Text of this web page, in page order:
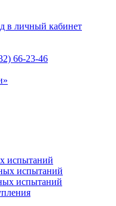
в личный кабинет
66-23-46
испытаний
испытаний
испытаний